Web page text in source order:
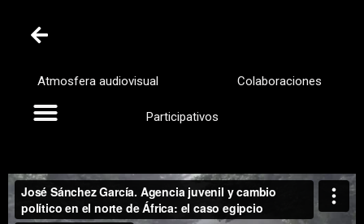
Atmosfera audiovisual Colaboraciones
Participativos